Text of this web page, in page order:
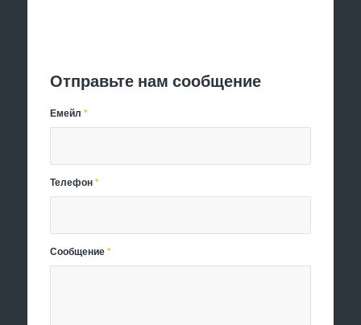
Отправьте нам сообщение
Емейл*
Телефон*
Сообщение*